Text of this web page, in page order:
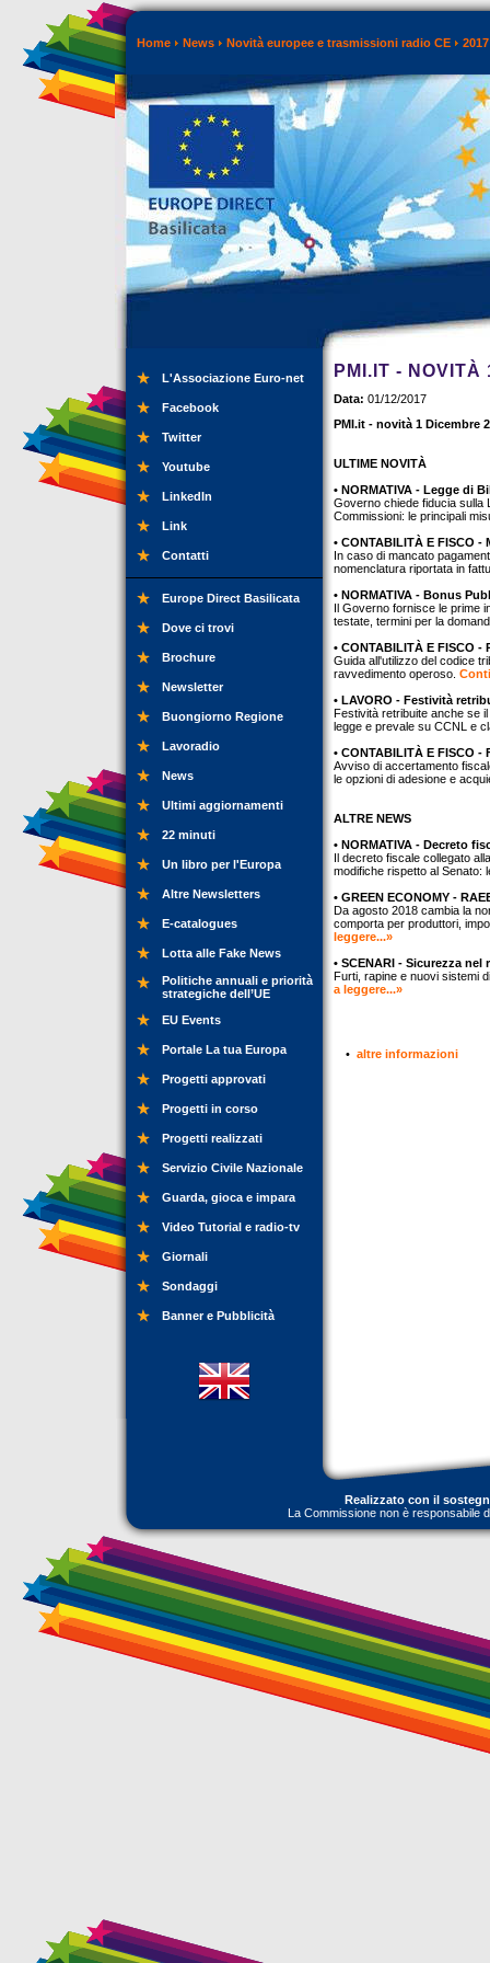
Home News Novità europee e trasmissioni radio CE 2017
L'Associazione Euro-net
Facebook
Twitter
Youtube
LinkedIn
Link
Contatti
Europe Direct Basilicata
Dove ci trovi
Brochure
Newsletter
Buongiorno Regione
Lavoradio
News
Ultimi aggiornamenti
22 minuti
Un libro per l'Europa
Altre Newsletters
E-catalogues
Lotta alle Fake News
Politiche annuali e priorità
strategiche dell’UE
EU Events
Portale La tua Europa
Progetti approvati
Progetti in corso
Progetti realizzati
Servizio Civile Nazionale
Guarda, gioca e impara
Video Tutorial e radio-tv
Giornali
Sondaggi
Banner e Pubblicità
PMI.IT - NOVITÀ
Data: 01/12/2017
PMI.it - novità 1 Dicembre
ULTIME NOVITÀ
• NORMATIVA - Legge di
Governo chiede fiducia sulla
Commissioni: le principali
• CONTABILITÀ E FISCO
In caso di mancato
nomenclatura riportata in
• NORMATIVA - Bonus
Il Governo fornisce le prime
testate, termini per la
• CONTABILITÀ E FISCO
Guida all'utilizzo del codice
ravvedimento operoso.
• LAVORO - Festività
Festività retribuite anche se
legge e prevale su CCNL e
• CONTABILITÀ E FISCO
Avviso di accertamento
le opzioni di adesione e
ALTRE NEWS
• NORMATIVA - Decreto
Il decreto fiscale collegato
modifiche rispetto al Senato:
• GREEN ECONOMY -
Da agosto 2018 cambia la
comporta per produttori,
leggere...»
• SCENARI - Sicurezza
Furti, rapine e nuovi sistemi
a leggere...»
• altre informazioni
Realizzato con il
La Commissione non è responsabile